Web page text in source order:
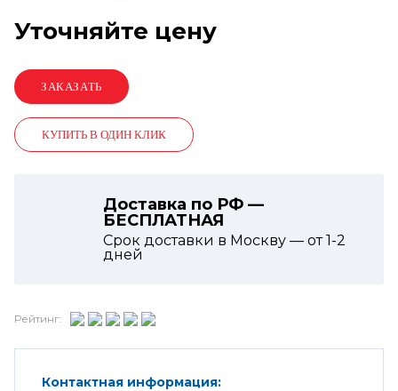
Уточняйте цену
КУПИТЬ В ОДИН КЛИК
Доставка по РФ —
БЕСПЛАТНАЯ
Срок доставки в Москву — от1-2
дней
Рейтинг:
Контактная информация: